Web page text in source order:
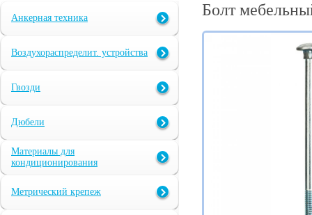
Анкерная техника
Воздухораспределит. устройства
Гвозди
Дюбели
Материалы для
кондиционирования
Метрический крепеж
Болт